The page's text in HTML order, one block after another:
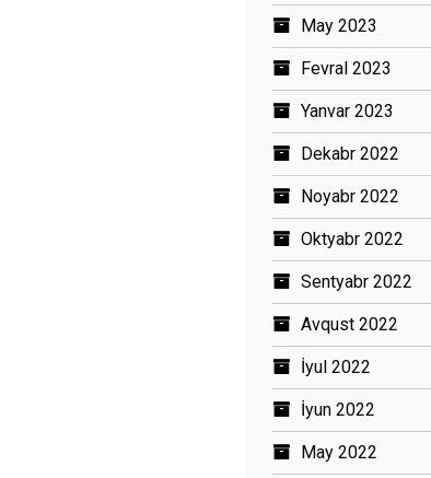
May 2023
Fevral 2023
Yanvar 2023
Dekabr 2022
Noyabr 2022
Oktyabr 2022
Sentyabr 2022
Avqust 2022
İyul 2022
İyun 2022
May 2022